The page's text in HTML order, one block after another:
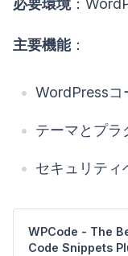
必要環境：
主要機能：
WordPressコ
テーマとプラ
セキュリティ
WPCode - The
Code Snippets